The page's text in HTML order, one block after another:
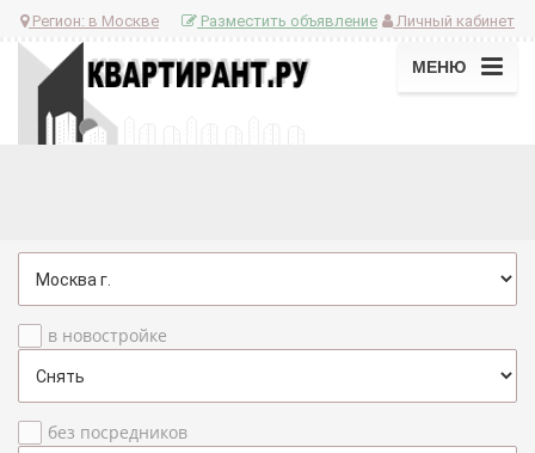
Регион: в Москве Личный кабинет
Разместить объявление
МЕНЮ
в новостройке
без посредников